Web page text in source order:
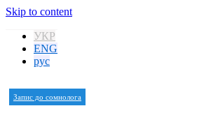
Skip to content
УКР
ENG
рус
Запис до сомнолога